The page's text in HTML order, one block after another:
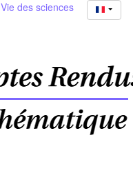
Vie des sciences